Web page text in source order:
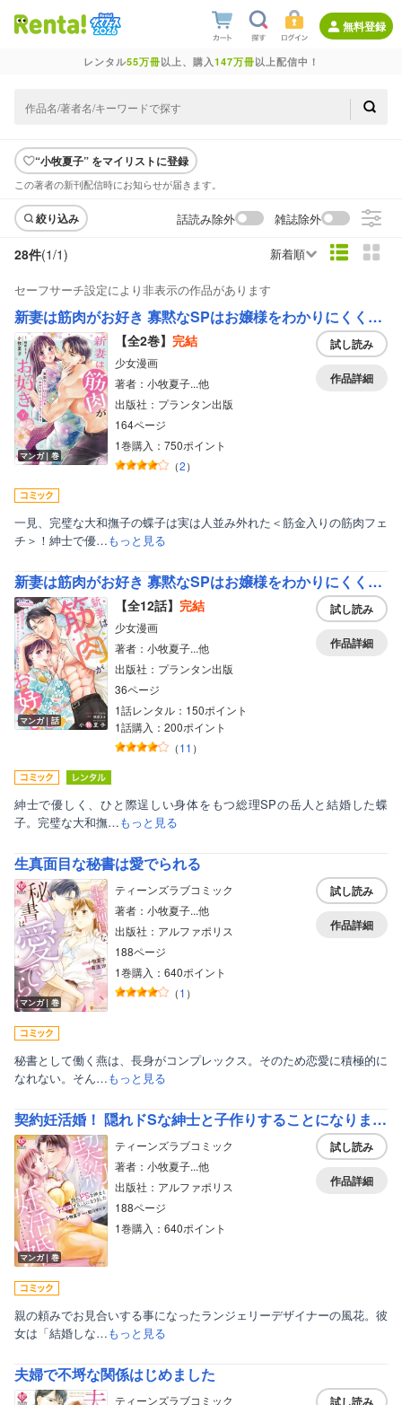
無料登録
レンタル55万冊以上、購入147万冊以上配信中！
“小牧夏子” をマイリストに登録
この著者の新刊配信時にお知らせが届きます。
絞り込み 話読み除外 雑誌除外
28件(1/1) 新着順
セーフサーチ設定により非表示の作品があります
新妻は筋肉がお好き 寡黙なSPはお嬢様をわかりにくく溺愛しています 【単行本版】【電子限定ペーパー付】
マンガ｜巻
【全2巻】 完結
少女漫画
著者：小牧夏子...他
出版社：プランタン出版
164ページ
1巻購入：750ポイント
（2）
試し読み
作品詳細
一見、完璧な大和撫子の蝶子は実は人並み外れた＜筋金入りの筋肉フェ
チ＞！紳士で優…もっと見る
新妻は筋肉がお好き 寡黙なSPはお嬢様をわかりにくく溺愛しています
マンガ｜話
【全12話】 完結
少女漫画
著者：小牧夏子...他
出版社：プランタン出版
36ページ
1話レンタル：150ポイント
1話購入：200ポイント
（11 ）
試し読み
作品詳細
紳士で優しく、ひと際逞しい身体をもつ総理SPの岳人と結婚した蝶
子。完璧な大和撫…もっと見る
生真面目な秘書は愛でられる
マンガ｜巻
ティーンズラブコミック
著者：小牧夏子...他
出版社：アルファポリス
188ページ
1巻購入：640ポイント
（1 ）
試し読み
作品詳細
秘書として働く燕は、長身がコンプレックス。そのため恋愛に積極的に
なれない。そん…もっと見る
契約妊活婚！ 隠れドSな紳士と子作りすることになりました
マンガ｜巻
ティーンズラブコミック
著者：小牧夏子...他
出版社：アルファポリス
188ページ
1巻購入：640ポイント
試し読み
作品詳細
親の頼みでお見合いする事になったランジェリーデザイナーの風花。彼
女は「結婚しな…もっと見る
夫婦で不埒な関係はじめました
ティーンズラブコミック
試し読み